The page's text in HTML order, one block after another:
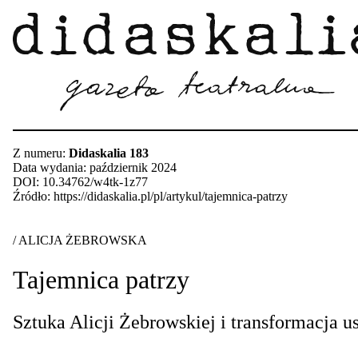
Z numeru: Didaskalia 183
Data wydania: październik 2024
DOI: 10.34762/w4tk-1z77
Źródło: https://didaskalia.pl/pl/artykul/tajemnica-patrzy
/ ALICJA ŻEBROWSKA
Tajemnica patrzy
Sztuka Alicji Żebrowskiej i transformacja